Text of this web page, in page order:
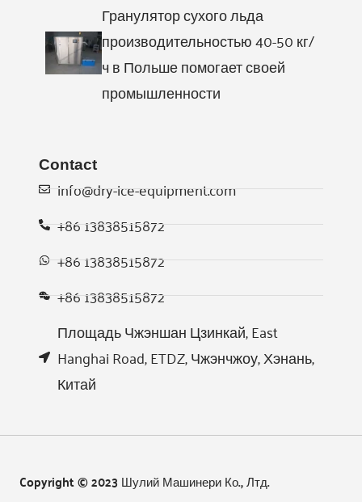
Гранулятор сухого льда
производительностью 40-50 кг/
ч в Польше помогает своей
промышленности
Contact
info@dry-ice-equipment.com
+86 13838515872
+86 13838515872
+86 13838515872
Площадь Чжэншан Цзинкай, East
Hanghai Road, ETDZ, Чжэнчжоу, Хэнань,
Китай
Copyright © 2023 Шулий Машинери Ко., Лтд.